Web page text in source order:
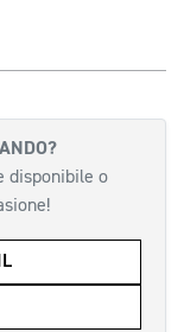
disponibile o